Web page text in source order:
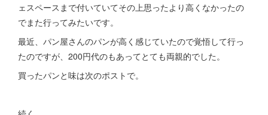
ェスペースまで付いていてその上思ったより高くなかったの
でまた行ってみたいです。
最近、パン屋さんのパンが高く感じていたので覚悟して行っ
たのですが、200円代のもあってとても両親的でした。
買ったパンと味は次のポストで。